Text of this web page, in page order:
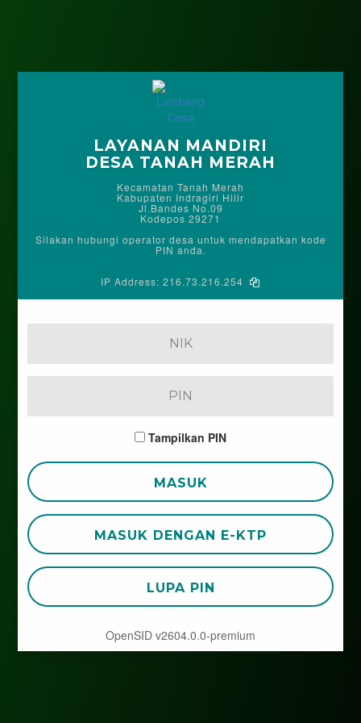
LAYANAN MANDIRI
DESA TANAH MERAH
Kecamatan Tanah Merah
Kabupaten Indragiri Hilir
Jl.Bandes No.09
Kodepos 29271
Silakan hubungi operator desa untuk mendapatkan kode
PIN anda.
IP Address: 216.73.216.254
Tampilkan PIN
MASUK
MASUK DENGAN E-KTP
LUPA PIN
OpenSID v2604.0.0-premium